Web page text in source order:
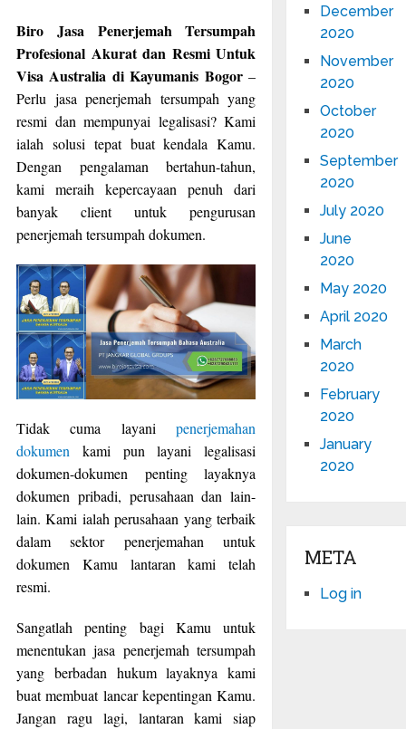
Biro Jasa Penerjemah Tersumpah
Profesional Akurat dan Resmi Untuk
Visa Australia di Kayumanis Bogor–
Perlu jasa penerjemah tersumpah yang
resmi dan mempunyai legalisasi? Kami
ialah solusi tepat buat kendala Kamu.
Dengan pengalaman bertahun-tahun,
kami meraih kepercayaan penuh dari
banyak client untuk pengurusan
penerjemah tersumpah dokumen.
Tidak cuma layanipenerjemahan
dokumen kami pun layani legalisasi
dokumen-dokumen penting layaknya
dokumen pribadi, perusahaan dan lain-
lain. Kami ialah perusahaan yang terbaik
dalam sektor penerjemahan untuk
dokumen Kamu lantaran kami telah
resmi.
Sangatlah penting bagi Kamu untuk
menentukan jasa penerjemah tersumpah
yang berbadan hukum layaknya kami
buat membuat lancar kepentingan Kamu.
Jangan ragu lagi, lantaran kami siap
December
2020
November
2020
October
2020
September
2020
July 2020
June
2020
May 2020
April 2020
March
2020
February
2020
January
2020
META
Log in